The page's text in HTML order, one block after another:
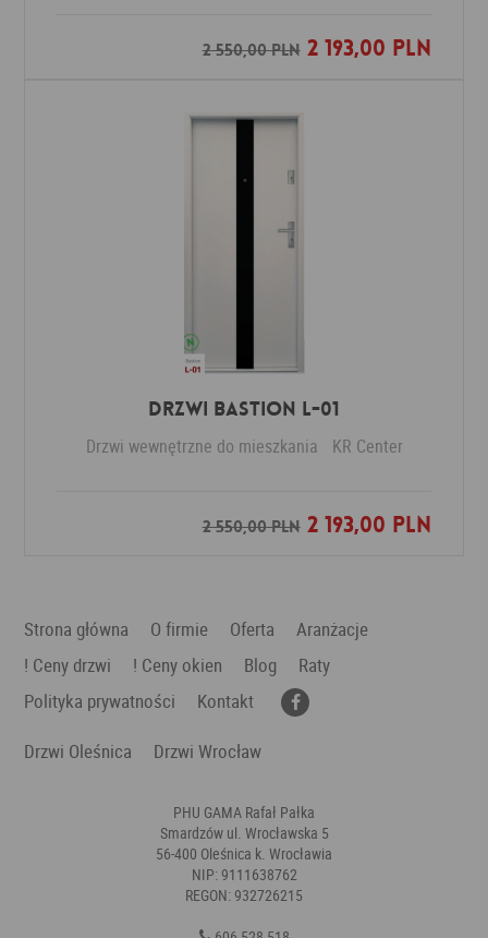
2 550,00 PLN2 193,00 PLN
Dodaj do ulubionych
Drzwi Bastion L-01
Drzwi wewnętrzne do mieszkania KR Center
2 550,00 PLN2 193,00 PLN
Dodaj do ulubionych
Strona główna O firmie Oferta
Aranżacje
! Ceny drzwi
! Ceny okien Blog
Raty
Polityka prywatności
Kontakt
Drzwi Oleśnica
Drzwi Wrocław
PHU GAMA Rafał Pałka
Smardzów ul. Wrocławska 5
56-400 Oleśnica k. Wrocławia
NIP: 9111638762
REGON: 932726215